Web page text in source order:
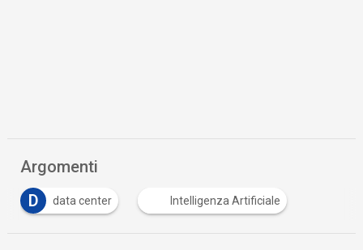
Argomenti
D
data center Intelligenza Artificiale